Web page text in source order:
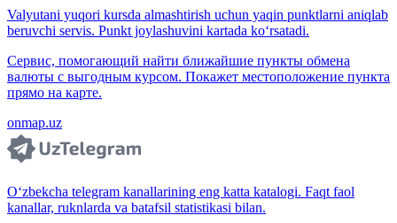
Valyutani yuqori kursda almashtirish uchun yaqin punktlarni aniqlab
beruvchi servis. Punkt joylashuvini kartada ko‘rsatadi.
Сервис, помогающий найти ближайшие пункты обмена
валюты с выгодным курсом. Покажет местоположение пункта
прямо на карте.
onmap.uz
O‘zbekcha telegram kanallarining eng katta katalogi. Faqt faol
kanallar, ruknlarda va batafsil statistikasi bilan.